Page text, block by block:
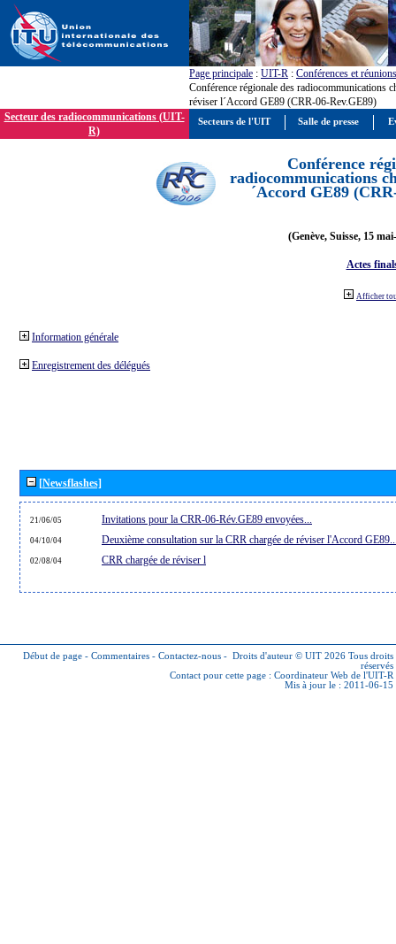
Page principale : UIT-R : Conférences et réunions
Conférence régionale des radiocommunications
réviser l´Accord GE89 (CRR-06-Rev.GE89)
Secteur des radiocommunications (UIT-
R)
Conférence
radiocommunications
´Accord GE89
(Genève, Suisse, 15
Actes
Afficher
Information générale
Enregistrement des délégués
[Newsflashes]
21/06/05 Invitations pour la CRR-06-Rév.GE89 envoyées...
04/10/04 Deuxième consultation sur la CRR chargée de réviser l'Accord
02/08/04 CRR chargée de réviser l
Début de page - Commentaires - Contactez-nous - Droits d'auteur © UIT 2026 Tous droits
réservés
Contact pour cette page : Coordinateur Web de l'UIT-R
Mis à jour le : 2011-06-15
Secteurs de l'UIT Salle de presse